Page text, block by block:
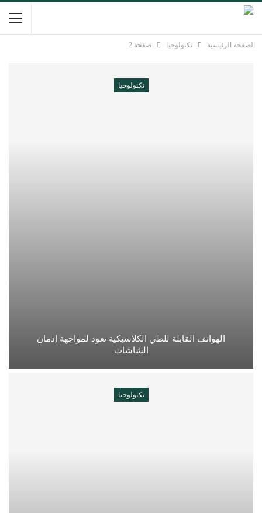
الصفحة الرئيسية تكنولوجيا صفحة 2
تكنولوجيا
الهواتف القابلة للطي الكلاسيكية تعود لمواجهة إدمان
الشاشات
تكنولوجيا